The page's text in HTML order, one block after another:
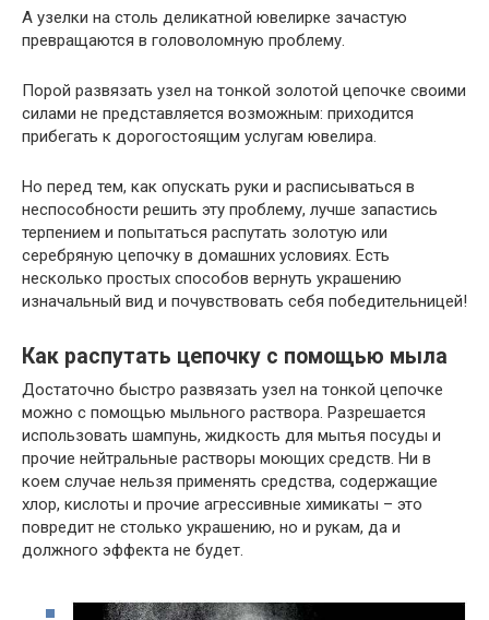
А узелки на столь деликатной ювелирке зачастую
превращаются в головоломную проблему.
Порой развязать узел на тонкой золотой цепочке своими
силами не представляется возможным: приходится
прибегать к дорогостоящим услугам ювелира.
Но перед тем, как опускать руки и расписываться в
неспособности решить эту проблему, лучше запастись
терпением и попытаться распутать золотую или
серебряную цепочку в домашних условиях. Есть
несколько простых способов вернуть украшению
изначальный вид и почувствовать себя победительницей!
Как распутать цепочку с помощью мыла
Достаточно быстро развязать узел на тонкой цепочке
можно с помощью мыльного раствора. Разрешается
использовать шампунь, жидкость для мытья посуды и
прочие нейтральные растворы моющих средств. Ни в
коем случае нельзя применять средства, содержащие
хлор, кислоты и прочие агрессивные химикаты – это
повредит не столько украшению, но и рукам, да и
должного эффекта не будет.